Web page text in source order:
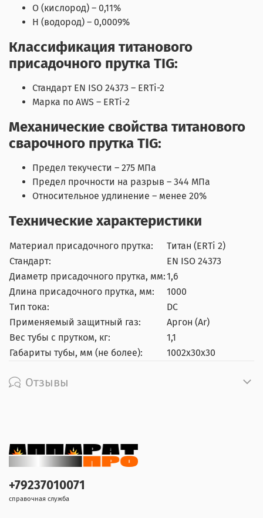
O (кислород) – 0,11%
H (водород) – 0,0009%
Классификация титанового
присадочного прутка TIG:
Стандарт EN ISO 24373 – ERTi-2
Марка по AWS – ERTi-2
Механические свойства титанового
сварочного прутка TIG:
Предел текучести – 275 МПа
Предел прочности на разрыв – 344 МПа
Относительное удлинение – менее 20%
Технические характеристики
Материал присадочного прутка:
Титан (ERTi 2)
Стандарт:
EN ISO 24373
Диаметр присадочного прутка, мм:1,6
Длина присадочного прутка, мм:
1000
Тип тока:
DC
Применяемый защитный газ:
Аргон (Ar)
Вес тубы с прутком, кг:
1,1
Габариты тубы, мм (не более):
1002х30х30
Отзывы
+79237010071
справочная служба